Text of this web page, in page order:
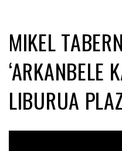
MIKEL
‘ARKANBELE
LIBURUA